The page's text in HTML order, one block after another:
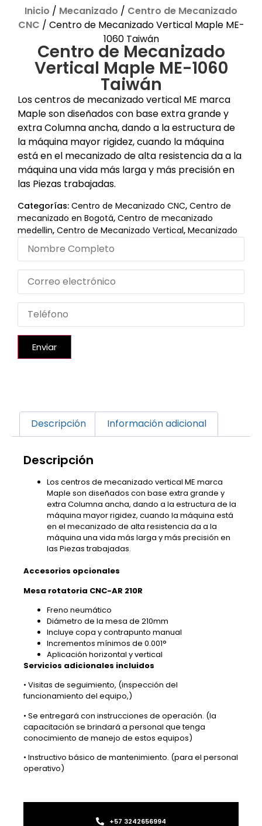
Inicio / Mecanizado / Centro de Mecanizado
CNC / Centro de Mecanizado Vertical Maple ME-
1060 Taiwán
Centro de Mecanizado
Vertical Maple ME-1060
Taiwán
Los centros de mecanizado vertical ME marca
Maple son diseñados con base extra grande y
extra Columna ancha, dando a la estructura de
la máquina mayor rigidez, cuando la máquina
está en el mecanizado de alta resistencia da a la
máquina una vida más larga y más precisión en
las Piezas trabajadas.
Categorías: Centro de Mecanizado CNC, Centro de
mecanizado en Bogotá, Centro de mecanizado
medellin, Centro de Mecanizado Vertical, Mecanizado
Enviar
Descripción Información adicional
Descripción
Los centros de mecanizado vertical ME marca
Maple son diseñados con base extra grande y
extra Columna ancha, dando a la estructura de la
máquina mayor rigidez, cuando la máquina está
en el mecanizado de alta resistencia da a la
máquina una vida más larga y más precisión en
las Piezas trabajadas.
Accesorios opcionales
Mesa rotatoria CNC-AR 210R
Freno neumático
Diámetro de la mesa de 210mm
Incluye copa y contrapunto manual
Incrementos mínimos de 0.001°
Aplicación horizontal y vertical
Servicios adicionales incluidos
• Visitas de seguimiento, (inspección del
funcionamiento del equipo,)
• Se entregará con instrucciones de operación. (la
capacitación se brindará a personal que tenga
conocimiento de manejo de estos equipos)
• Instructivo básico de mantenimiento. (para el personal
operativo)